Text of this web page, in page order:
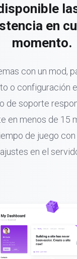
en
momento.
con un mod,
o configuración
de soporte
en menos de 15
de juego
ajustes en el